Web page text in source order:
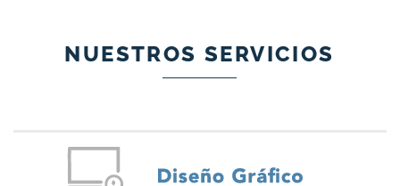
NUESTROS SERVICIOS